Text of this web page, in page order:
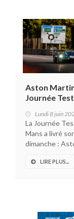
Aston
Journée
Lundi 8 juin
La Journée
Mans a livré
dimanche :
LIRE PLUS...